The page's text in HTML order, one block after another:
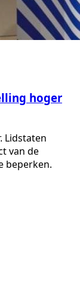
hoger
Lidstaten
van de
beperken.